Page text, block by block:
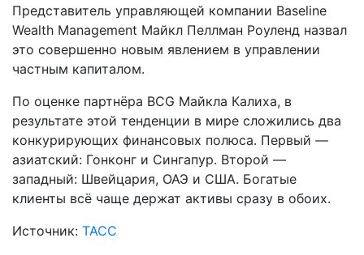
Представитель управляющей компании Baseline
Wealth Management Майкл Пеллман Роуленд назвал
это совершенно новым явлением в управлении
частным капиталом.
По оценке партнёра BCG Майкла Калиха, в
результате этой тенденции в мире сложились два
конкурирующих финансовых полюса. Первый —
азиатский: Гонконг и Сингапур. Второй —
западный: Швейцария, ОАЭ и США. Богатые
клиенты всё чаще держат активы сразу в обоих.
Источник: ТАСС